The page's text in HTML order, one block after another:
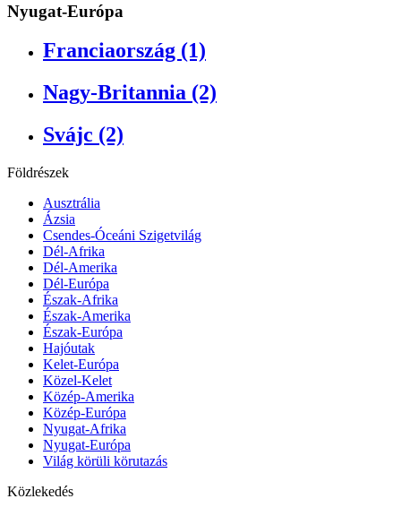
Nyugat-Európa
Franciaország (1)
Nagy-Britannia (2)
Svájc (2)
Földrészek
Ausztrália
Ázsia
Csendes-Óceáni Szigetvilág
Dél-Afrika
Dél-Amerika
Dél-Európa
Észak-Afrika
Észak-Amerika
Észak-Európa
Hajóutak
Kelet-Európa
Közel-Kelet
Közép-Amerika
Közép-Európa
Nyugat-Afrika
Nyugat-Európa
Világ körüli körutazás
Közlekedés